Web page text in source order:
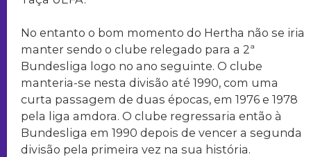
No entanto o bom momento do Hertha não se iria
manter sendo o clube relegado para a 2ª
Bundesliga logo no ano seguinte. O clube
manteria-se nesta divisão até 1990, com uma
curta passagem de duas épocas, em 1976 e 1978
pela liga amdora. O clube regressaria então à
Bundesliga em 1990 depois de vencer a segunda
divisão pela primeira vez na sua história.